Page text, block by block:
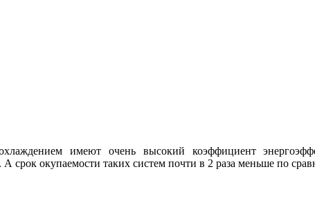
имеют очень высокий коэффициент
А срок окупаемости таких систем почти в 2 раза меньше по